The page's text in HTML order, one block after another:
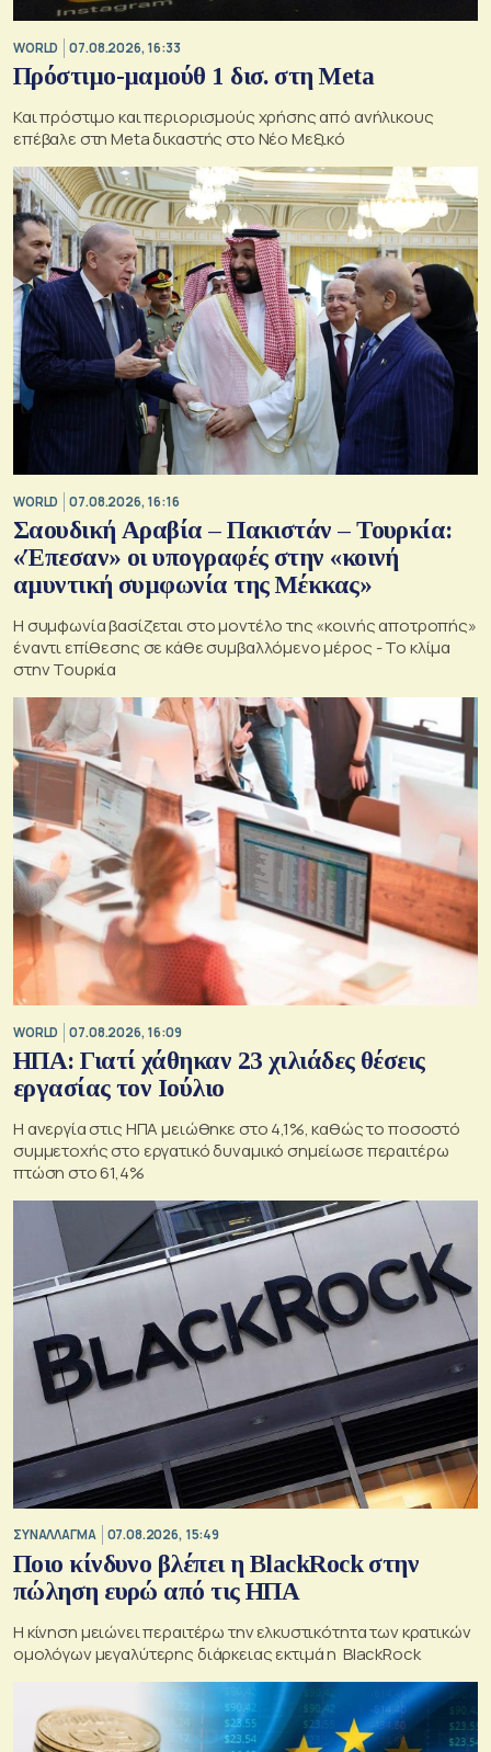
WORLD 07.08.2026, 16:33
Πρόστιμο-μαμούθ 1 δισ. στη Meta
Και πρόστιμο και περιορισμούς χρήσης από ανήλικους
επέβαλε στη Meta δικαστής στο Νέο Μεξικό
WORLD 07.08.2026, 16:16
Σαουδική Αραβία – Πακιστάν – Τουρκία:
«Έπεσαν» οι υπογραφές στην «κοινή
αμυντική συμφωνία της Μέκκας»
Η συμφωνία βασίζεται στο μοντέλο της «κοινής αποτροπής»
έναντι επίθεσης σε κάθε συμβαλλόμενο μέρος - Το κλίμα
στην Τουρκία
WORLD 07.08.2026, 16:09
ΗΠΑ: Γιατί χάθηκαν 23 χιλιάδες θέσεις
εργασίας τον Ιούλιο
Η ανεργία στις ΗΠΑ μειώθηκε στο 4,1%, καθώς το ποσοστό
συμμετοχής στο εργατικό δυναμικό σημείωσε περαιτέρω
πτώση στο 61,4%
ΣΥΝΑΛΛΑΓΜΑ 07.08.2026, 15:49
Ποιο κίνδυνο βλέπει η BlackRock στην
πώληση ευρώ από τις ΗΠΑ
Η κίνηση μειώνει περαιτέρω την ελκυστικότητα των κρατικών
ομολόγων μεγαλύτερης διάρκειας εκτιμά η BlackRock